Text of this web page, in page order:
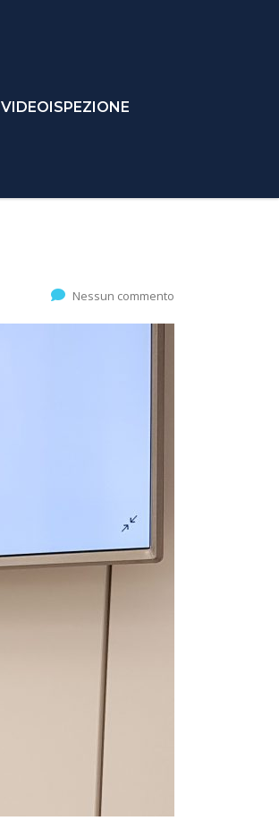
VIDEOISPEZIONE
Nessun commento